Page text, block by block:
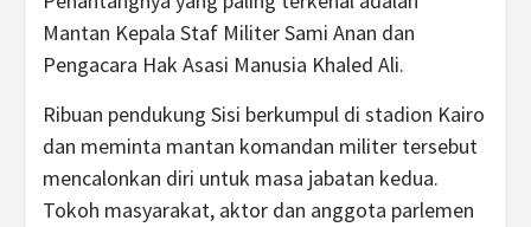
Mantan Kepala Staf Militer Sami Anan dan
Pengacara Hak Asasi Manusia Khaled Ali.
Ribuan pendukung Sisi berkumpul di stadion Kairo
dan meminta mantan komandan militer tersebut
mencalonkan diri untuk masa jabatan kedua.
Tokoh masyarakat, aktor dan anggota parlemen